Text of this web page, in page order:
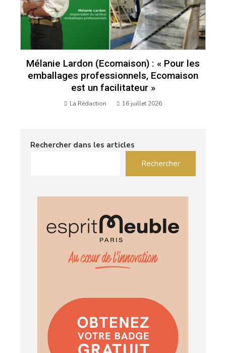
Mélanie Lardon (Ecomaison) : « Pour les
emballages professionnels, Ecomaison
est un facilitateur »
La Rédaction 16 juillet 2026
Rechercher dans les articles
Rechercher